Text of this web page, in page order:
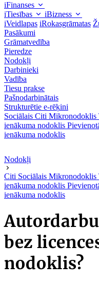
iFinanses
iTiesības
iBizness
iVeidlapas iRokasgrāmatas
Pasākumi
Grāmatvedība
Pieredze
Nodokļi
Darbinieki
Vadība
Tiesu prakse
Pašnodarbinātais
Strukturētie e-rēķini
Sociālais Citi Mikronodoklis
ienākuma nodoklis
ienākuma nodoklis
Nodokļi
Citi Sociālais Mikronodoklis
ienākuma nodoklis
ienākuma nodoklis
bez
nodoklis?